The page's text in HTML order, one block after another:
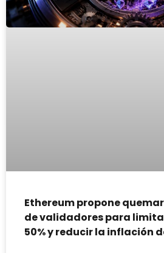
Ethereum propone
de validadores para
50% y reducir la inflación